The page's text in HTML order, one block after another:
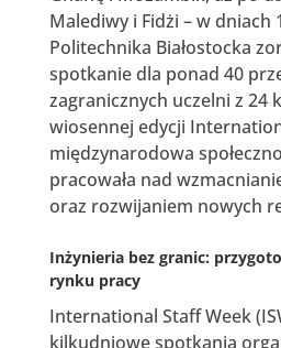
Malediwy i Fidżi – w dniach
Politechnika Białostocka
spotkanie dla ponad 40
zagranicznych uczelni z 24
wiosennej edycji
międzynarodowa
pracowała nad
oraz rozwijaniem nowych
Inżynieria bez granic:
rynku pracy
International Staff Week
kilkudniowe spotkania